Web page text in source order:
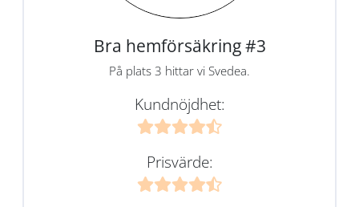
Bra hemförsäkring #3
På plats 3 hittar vi Svedea.
Kundnöjdhet:
Prisvärde: